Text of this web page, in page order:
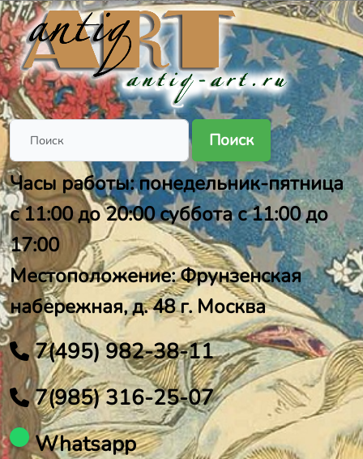
Поиск
Часы работы: понедельник-пятница
с 11:00 до 20:00 суббота с 11:00 до
17:00
Местоположение: Фрунзенская
набережная, д. 48 г. Москва
7(495) 982-38-11
7(985) 316-25-07
Whatsapp